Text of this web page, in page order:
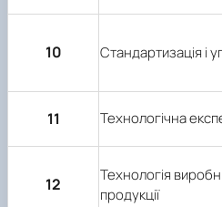
10 Стандартизація і
11 Технологічна
12
Технологія
продукції